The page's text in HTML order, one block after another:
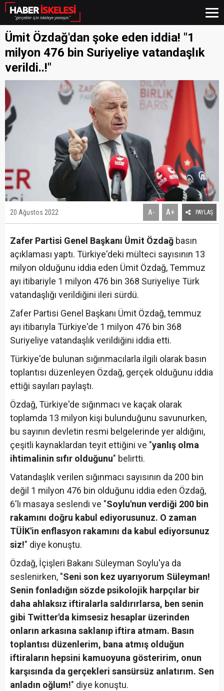
Ümit Özdağ'dan şoke eden iddia! "1
milyon 476 bin Suriyeliye vatandaşlık
verildi..!"
20 Ağustos 2022 A- A+ PAYLAŞ
Zafer Partisi Genel Başkanı Ümit Özdağ basın
açıklaması yaptı. Türkiye'deki mülteci sayısının 13
milyon olduğunu iddia eden Ümit Özdağ, Temmuz
ayı itibariyle 1 milyon 476 bin 368 Suriyeliye Türk
vatandaşlığı verildiğini ileri sürdü.
Zafer Partisi Genel Başkanı Ümit Özdağ, temmuz
ayı itibarıyla Türkiye'de 1 milyon 476 bin 368
Suriyeliye vatandaşlık verildiğini iddia etti.
Türkiye'de bulunan sığınmacılarla ilgili olarak basın
toplantısı düzenleyen Özdağ, gerçek olduğunu iddia
ettiği sayıları paylaştı.
Özdağ, Türkiye'de sığınmacı ve kaçak olarak
toplamda 13 milyon kişi bulunduğunu savunurken,
bu sayının devletin resmi belgelerinde yer aldığını,
çeşitli kaynaklardan teyit ettiğini ve "yanlış olma
ihtimalinin sıfır olduğunu" belirtti.
Vatandaşlık verilen sığınmacı sayısının da 200 bin
değil 1 milyon 476 bin olduğunu iddia eden Özdağ,
6'lı masaya seslendi ve "Soylu'nun verdiği 200 bin
rakamını doğru kabul ediyorusunuz. O zaman
TÜİK'in enflasyon rakamını da kabul ediyorsunuz
siz!" diye konuştu.
Özdağ, İçişleri Bakanı Süleyman Soylu'ya da
seslenirken, "Seni son kez uyarıyorum Süleyman!
Senin fonladığın sözde psikolojik harpçılar bir
daha ahlaksız iftiralarla saldırırlarsa, ben senin
gibi Twitter'da kimsesiz hesaplar üzerinden
onların arkasına saklanıp iftira atmam. Basın
toplantısı düzenlerim, bana atmış olduğun
iftiraların hepsini kamuoyuna gösteririm, onun
karşısında da gerçekleri sansürsüz anlatırım. Sen
anladın oğlum!" diye konuştu.